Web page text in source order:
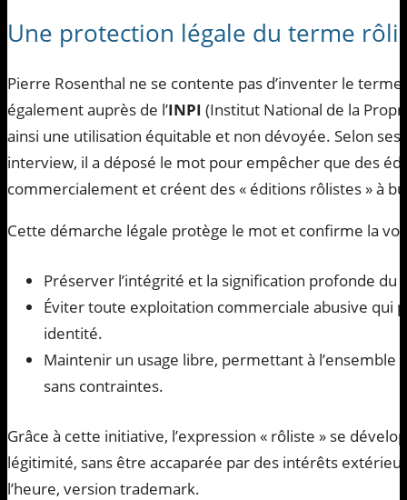
Une protection légale du terme
Pierre Rosenthal ne se contente pas d’inventer le
également auprès de l’INPI (Institut National de la
ainsi une utilisation équitable et non dévoyée. Selon
interview, il a déposé le mot pour empêcher que des
commercialement et créent des « éditions rôlistes » à
Cette démarche légale protège le mot et confirme la
Préserver l’intégrité et la signification profonde du
Éviter toute exploitation commerciale abusive qui
identité.
Maintenir un usage libre, permettant à l’ensemble
sans contraintes.
Grâce à cette initiative, l’expression « rôliste » se
légitimité, sans être accaparée par des intérêts
l’heure, version trademark.